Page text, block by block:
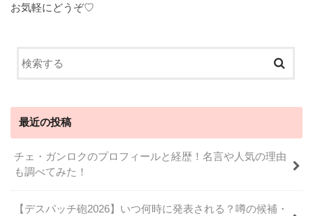
お気軽にどうぞ♡
最近の投稿
チェ・ガンロクのプロフィールと経歴！名言や人気の理由
も調べてみた！
【デスパッチ砲2026】いつ何時に発表される？噂の候補・